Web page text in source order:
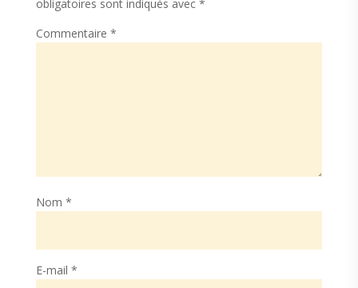
obligatoires sont indiqués avec *
Commentaire *
Nom *
E-mail *